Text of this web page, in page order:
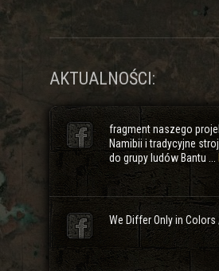
AKTUALNOŚCI:
fragment naszego
Namibii i tradycyjne
do grupy ludów Bantu ...
We Differ Only in